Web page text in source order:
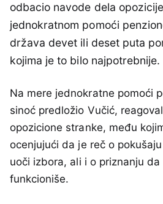
odbacio navode dela
jednokratnom pomoći
država devet ili deset puta
kojima je to bilo najpotrebnije.
Na mere jednokratne pomoći
sinoć predložio Vučić,
opozicione stranke, među
ocenjujući da je reč o
uoči izbora, ali i o priznanju
funkcioniše.